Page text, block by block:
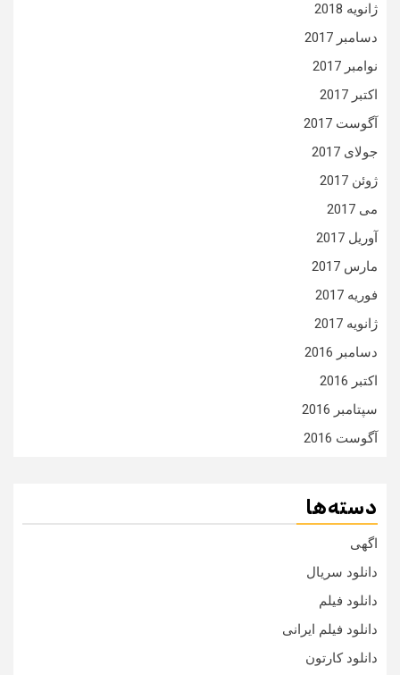
ژانویه 2018
دسامبر 2017
نوامبر 2017
اکتبر 2017
آگوست 2017
جولای 2017
ژوئن 2017
می 2017
آوریل 2017
مارس 2017
فوریه 2017
ژانویه 2017
دسامبر 2016
اکتبر 2016
سپتامبر 2016
آگوست 2016
دسته‌ها
اگهی
دانلود سریال
دانلود فیلم
دانلود فیلم ایرانی
دانلود کارتون